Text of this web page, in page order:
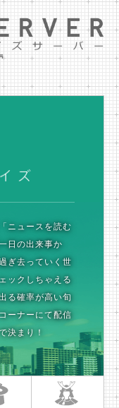
「ニュースを読む
日の出来事か
ぎ去っていく世
ックしちゃえる
る確率が高い旬
ーナーにて配信
決まり！